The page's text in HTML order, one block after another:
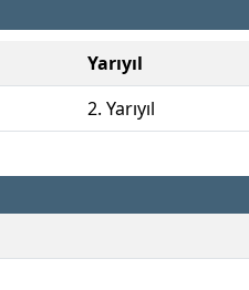
Yarıyıl
2. Yarıyıl